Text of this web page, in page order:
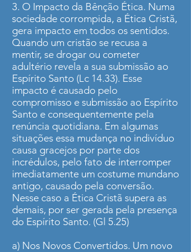
3. O Impacto da Bênção Ética. Numa
sociedade corrompida, a Ética Cristã,
gera impacto em todos os sentidos.
Quando um cristão se recusa a
mentir, se drogar ou cometer
adultério revela a sua submissão ao
Espírito Santo (Lc 14.33). Esse
impacto é causado pelo
compromisso e submissão ao Espírito
Santo e consequentemente pela
renúncia quotidiana. Em algumas
situações essa mudança no indivíduo
causa gracejos por parte dos
incrédulos, pelo fato de interromper
imediatamente um costume mundano
antigo, causado pela conversão.
Nesse caso a Ética Cristã supera as
demais, por ser gerada pela presença
do Espírito Santo. (Gl 5.25)
a) Nos Novos Convertidos. Um novo